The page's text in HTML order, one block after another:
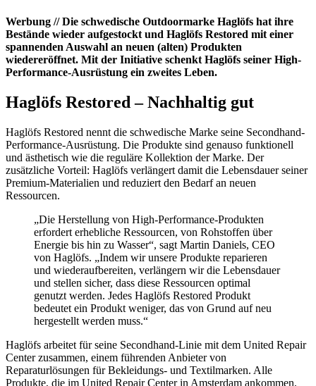
Werbung // Die schwedische Outdoormarke Haglöfs hat ihre
Bestände wieder aufgestockt und Haglöfs Restored mit einer
spannenden Auswahl an neuen (alten) Produkten
wiedereröffnet. Mit der Initiative schenkt Haglöfs seiner High-
Performance-Ausrüstung ein zweites Leben.
Haglöfs Restored – Nachhaltig gut
Haglöfs Restored nennt die schwedische Marke seine Secondhand-
Performance-Ausrüstung. Die Produkte sind genauso funktionell
und ästhetisch wie die reguläre Kollektion der Marke. Der
zusätzliche Vorteil: Haglöfs verlängert damit die Lebensdauer seiner
Premium-Materialien und reduziert den Bedarf an neuen
Ressourcen.
„Die Herstellung von High-Performance-Produkten
erfordert erhebliche Ressourcen, von Rohstoffen über
Energie bis hin zu Wasser“, sagt Martin Daniels, CEO
von Haglöfs. „Indem wir unsere Produkte reparieren
und wiederaufbereiten, verlängern wir die Lebensdauer
und stellen sicher, dass diese Ressourcen optimal
genutzt werden. Jedes Haglöfs Restored Produkt
bedeutet ein Produkt weniger, das von Grund auf neu
hergestellt werden muss.“
Haglöfs arbeitet für seine Secondhand-Linie mit dem United Repair
Center zusammen, einem führenden Anbieter von
Reparaturlösungen für Bekleidungs- und Textilmarken. Alle
Produkte, die im United Repair Center in Amsterdam ankommen,